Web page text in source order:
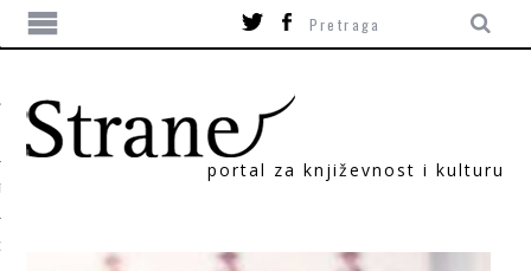
portal za književnost i kulturu